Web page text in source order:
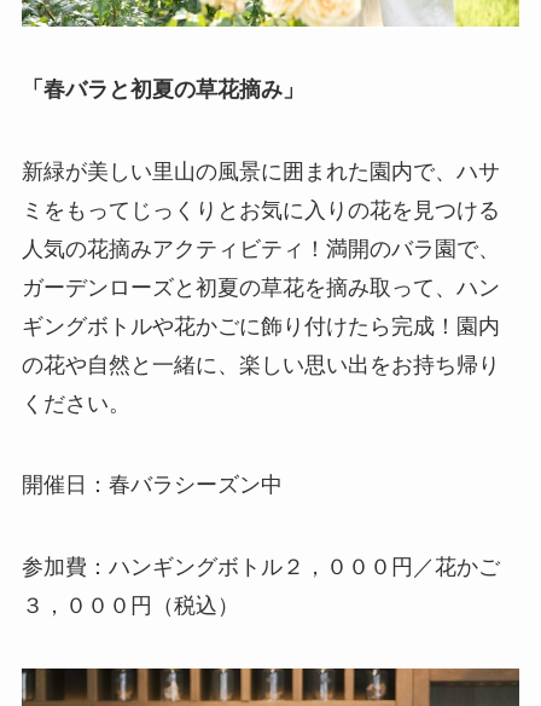
「春バラと初夏の草花摘み」
新緑が美しい里山の風景に囲まれた園内で、ハサ
ミをもってじっくりとお気に入りの花を見つける
人気の花摘みアクティビティ！満開のバラ園で、
ガーデンローズと初夏の草花を摘み取って、ハン
ギングボトルや花かごに飾り付けたら完成！園内
の花や自然と一緒に、楽しい思い出をお持ち帰り
ください。
開催日：春バラシーズン中
参加費：ハンギングボトル２，０００円／花かご
３，０００円（税込）